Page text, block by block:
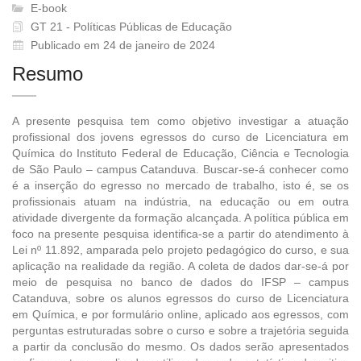
E-book
GT 21 - Políticas Públicas de Educação
Publicado em 24 de janeiro de 2024
Resumo
A presente pesquisa tem como objetivo investigar a atuação
profissional dos jovens egressos do curso de Licenciatura em
Química do Instituto Federal de Educação, Ciência e Tecnologia
de São Paulo – campus Catanduva. Buscar-se-á conhecer como
é a inserção do egresso no mercado de trabalho, isto é, se os
profissionais atuam na indústria, na educação ou em outra
atividade divergente da formação alcançada. A política pública em
foco na presente pesquisa identifica-se a partir do atendimento à
Lei nº 11.892, amparada pelo projeto pedagógico do curso, e sua
aplicação na realidade da região. A coleta de dados dar-se-á por
meio de pesquisa no banco de dados do IFSP – campus
Catanduva, sobre os alunos egressos do curso de Licenciatura
em Química, e por formulário online, aplicado aos egressos, com
perguntas estruturadas sobre o curso e sobre a trajetória seguida
a partir da conclusão do mesmo. Os dados serão apresentados